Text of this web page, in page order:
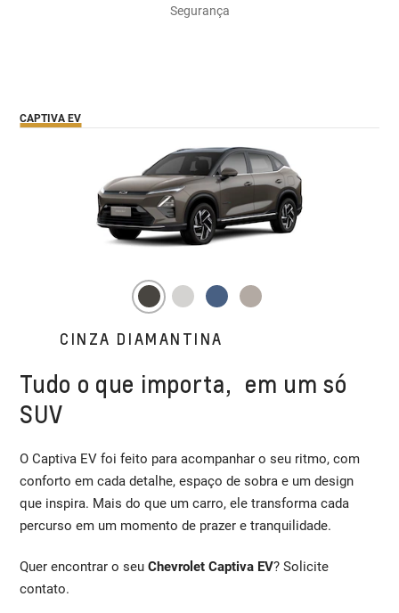
Segurança
CAPTIVA EV
CINZA DIAMANTINA
Tudo o que importa, em um só
SUV
O Captiva EV foi feito para acompanhar o seu ritmo, com
conforto em cada detalhe, espaço de sobra e um design
que inspira. Mais do que um carro, ele transforma cada
percurso em um momento de prazer e tranquilidade.
Quer encontrar o seuChevrolet Captiva EV? Solicite
contato.